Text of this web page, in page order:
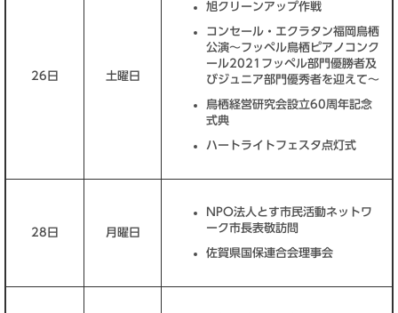
26日 土曜日
旭クリーンアップ作戦
コンセール・エクラタン福岡鳥栖
公演～フッペル鳥栖ピアノコンク
ール2021フッペル部門優勝者及
びジュニア部門優秀者を迎えて～
鳥栖経営研究会設立60周年記念
式典
ハートライトフェスタ点灯式
28日 月曜日
NPO法人とす市民活動ネットワ
ーク市長表敬訪問
佐賀県国保連合会理事会